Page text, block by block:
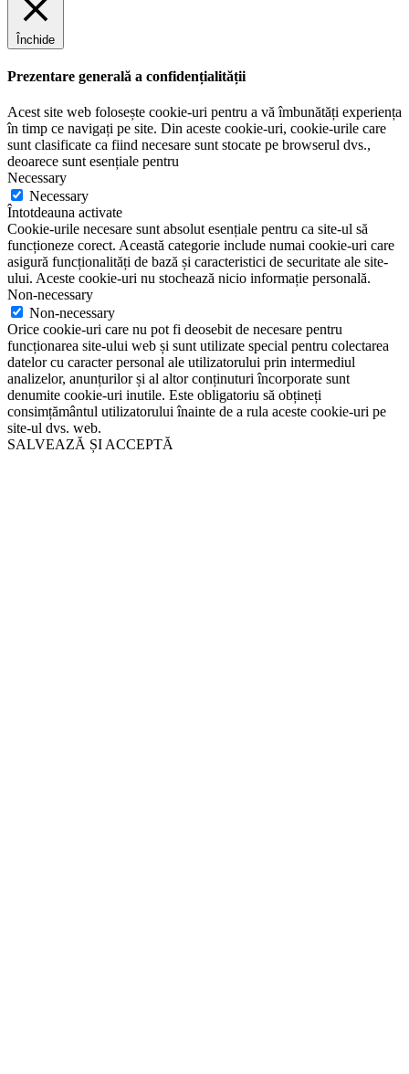
Închide
Prezentare generală a confidențialității
Acest site web folosește cookie-uri pentru a vă îmbunătăți experiența
în timp ce navigați pe site. Din aceste cookie-uri, cookie-urile care
sunt clasificate ca fiind necesare sunt stocate pe browserul dvs.,
deoarece sunt esențiale pentru
Necessary
Necessary
Întotdeauna activate
Cookie-urile necesare sunt absolut esențiale pentru ca site-ul să
funcționeze corect. Această categorie include numai cookie-uri care
asigură funcționalități de bază și caracteristici de securitate ale site-
ului. Aceste cookie-uri nu stochează nicio informație personală.
Non-necessary
Non-necessary
Orice cookie-uri care nu pot fi deosebit de necesare pentru
funcționarea site-ului web și sunt utilizate special pentru colectarea
datelor cu caracter personal ale utilizatorului prin intermediul
analizelor, anunțurilor și al altor conținuturi încorporate sunt
denumite cookie-uri inutile. Este obligatoriu să obțineți
consimțământul utilizatorului înainte de a rula aceste cookie-uri pe
site-ul dvs. web.
SALVEAZĂ ȘI ACCEPTĂ